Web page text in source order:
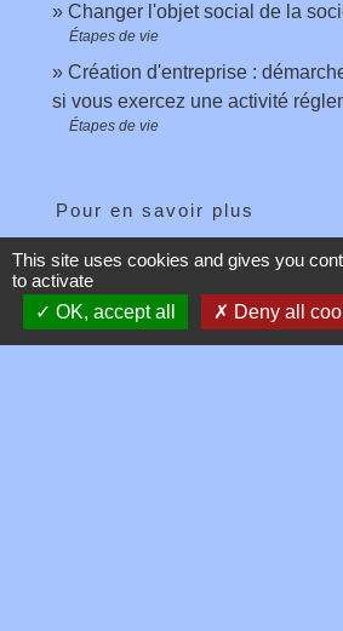
Changer l'objet social de la
Étapes de vie
Création d'entreprise :
si vous exercez une activité
Étapes de vie
Pour en savoir plus
Quelles activités peut exercer
entreprise ?open_in_new
Ministère chargé de l'économie
This site uses cookies and gives you
to activate
OK, accept all
Deny all